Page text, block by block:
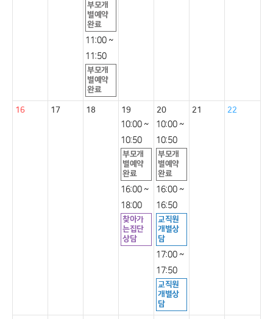
부모개
별예약
완료
11:00 ~
11:50
부모개
별예약
완료
16 17 18 19
10:00 ~
10:50
부모개
별예약
완료
16:00 ~
18:00
찾아가
는집단
상담
20
10:00 ~
10:50
부모개
별예약
완료
16:00 ~
16:50
교직원
개별상
담
17:00 ~
17:50
교직원
개별상
담
21 22